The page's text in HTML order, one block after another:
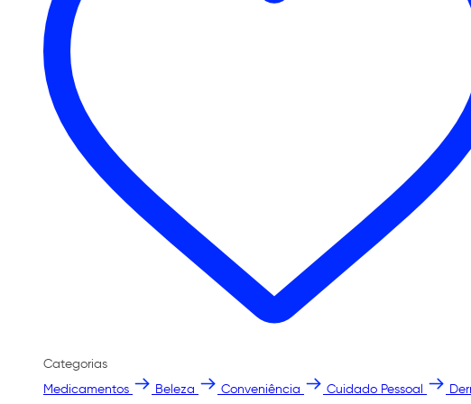
Categorias
Medicamentos
Beleza Conveniência Cuidado Pessoal